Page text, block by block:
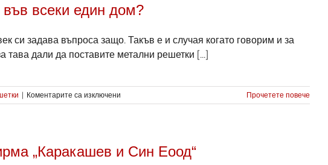
всеки един дом?
си задава въпроса защо. Такъв е и случая когато говорим и за
дали да поставите метални решетки [...]
| Коментарите са изключени
Защо
метални
решетки
Прочетете повече
„Каракашев и Син Еоод“